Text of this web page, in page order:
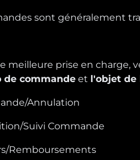
sont généralement
meilleure prise en charge,
de commande et l'objet de
Annulation
Suivi Commande
Remboursements